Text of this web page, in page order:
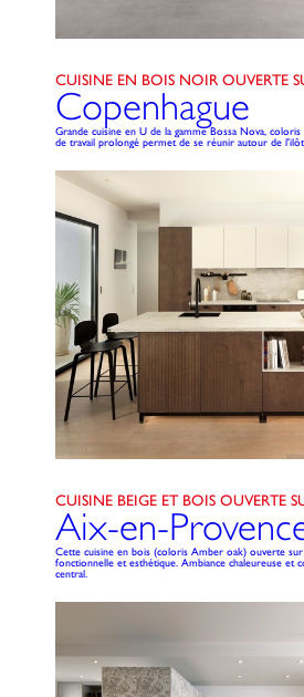
CUISINE EN BOIS NOIR OUVERTE
Copenhague
Grande cuisine en U de la gamme Bossa Nova,
de travail prolongé permet de se réunir autour de l'ilôt
CUISINE BEIGE ET BOIS OUVERTE
Aix-en-
Cette cuisine en bois (coloris Amber oak) ouverte
fonctionnelle et esthétique. Ambiance chaleureuse et
central.